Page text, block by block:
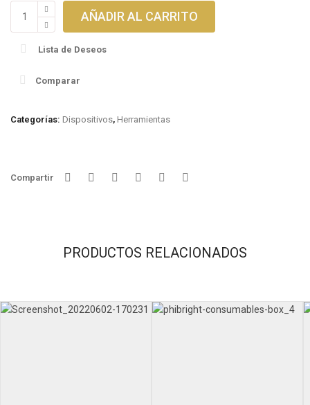
Simplicity
Master
AÑADIR AL CARRITO
Lista de Deseos
Comparar
Categorías: Dispositivos, Herramientas
Compartir
PRODUCTOS RELACIONADOS